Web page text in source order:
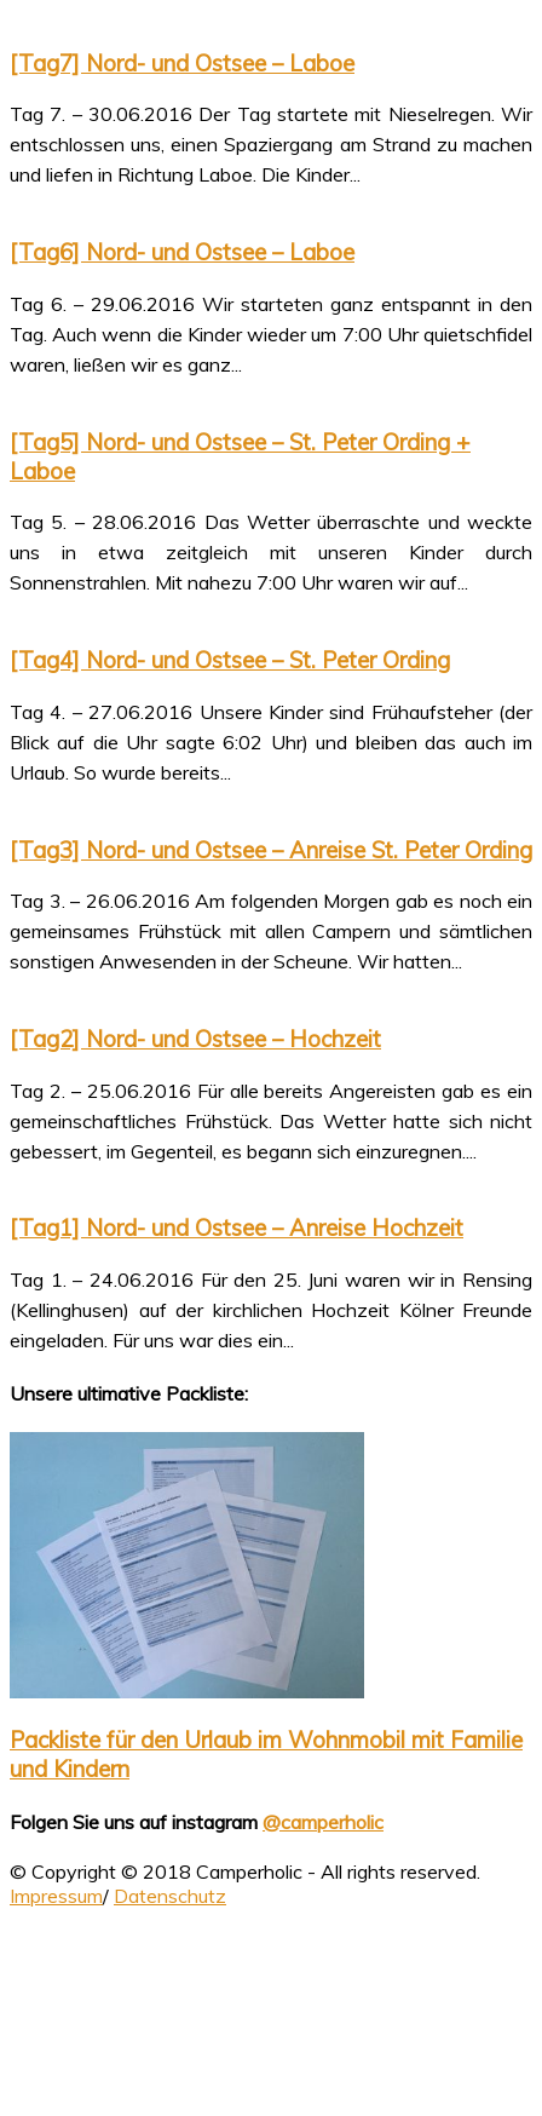
[Tag7] Nord- und Ostsee – Laboe
Tag 7. – 30.06.2016 Der Tag startete mit Nieselregen. Wir
entschlossen uns, einen Spaziergang am Strand zu machen
und liefen in Richtung Laboe. Die Kinder...
[Tag6] Nord- und Ostsee – Laboe
Tag 6. – 29.06.2016 Wir starteten ganz entspannt in den
Tag. Auch wenn die Kinder wieder um 7:00 Uhr quietschfidel
waren, ließen wir es ganz...
[Tag5] Nord- und Ostsee – St. Peter Ording +
Laboe
Tag 5. – 28.06.2016 Das Wetter überraschte und weckte
uns in etwa zeitgleich mit unseren Kinder durch
Sonnenstrahlen. Mit nahezu 7:00 Uhr waren wir auf...
[Tag4] Nord- und Ostsee – St. Peter Ording
Tag 4. – 27.06.2016 Unsere Kinder sind Frühaufsteher (der
Blick auf die Uhr sagte 6:02 Uhr) und bleiben das auch im
Urlaub. So wurde bereits...
[Tag3] Nord- und Ostsee – Anreise St. Peter Ording
Tag 3. – 26.06.2016 Am folgenden Morgen gab es noch ein
gemeinsames Frühstück mit allen Campern und sämtlichen
sonstigen Anwesenden in der Scheune. Wir hatten...
[Tag2] Nord- und Ostsee – Hochzeit
Tag 2. – 25.06.2016 Für alle bereits Angereisten gab es ein
gemeinschaftliches Frühstück. Das Wetter hatte sich nicht
gebessert, im Gegenteil, es begann sich einzuregnen....
[Tag1] Nord- und Ostsee – Anreise Hochzeit
Tag 1. – 24.06.2016 Für den 25. Juni waren wir in Rensing
(Kellinghusen) auf der kirchlichen Hochzeit Kölner Freunde
eingeladen. Für uns war dies ein...
Unsere ultimative Packliste:
Packliste für den Urlaub im Wohnmobil mit Familie
und Kindern
Folgen Sie uns auf instagram @camperholic
© Copyright © 2018 Camperholic - All rights reserved.
Impressum/ Datenschutz